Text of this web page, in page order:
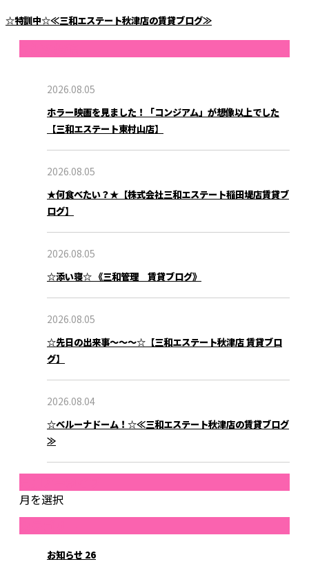
☆特訓中☆≪三和エステート秋津店の賃貸ブログ≫
2026.08.05
ホラー映画を見ました！「コンジアム」が想像以上でした
【三和エステート東村山店】
2026.08.05
★何食べたい？★【株式会社三和エステート稲田堤店賃貸ブ
ログ】
2026.08.05
☆添い寝☆ 《三和管理 賃貸ブログ》
2026.08.05
☆先日の出来事～～～☆【三和エステート秋津店 賃貸ブロ
グ】
2026.08.04
☆ベルーナドーム！☆≪三和エステート秋津店の賃貸ブログ
≫
月を選択
お知らせ 26